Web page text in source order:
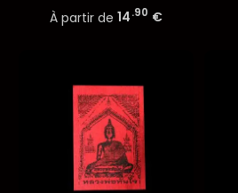
À partir de 14.90 €